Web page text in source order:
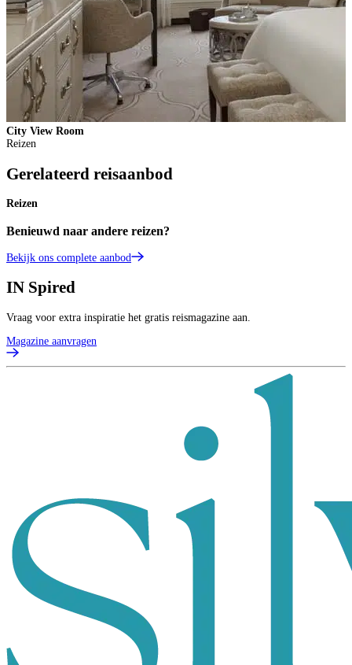
City View Room
Reizen
Gerelateerd reisaanbod
Reizen
Benieuwd naar andere reizen?
Bekijk ons complete aanbod
IN Spired
Vraag voor extra inspiratie het gratis reismagazine aan.
Magazine aanvragen